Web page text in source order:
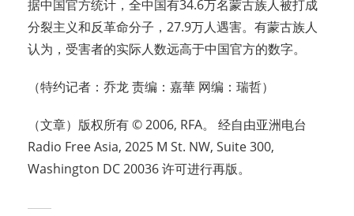
据中国官方统计，全中国有34.6万名蒙古族人被打成
分裂主义和反革命分子，27.9万人遇害。有蒙古族人
认为，受害者的实际人数远高于中国官方的数字。
（特约记者：乔龙 责编：嘉華 网编：瑞哲）
（文章）版权所有 © 2006, RFA。 经自由亚洲电台
Radio Free Asia, 2025 M St. NW, Suite 300,
Washington DC 20036 许可进行再版。